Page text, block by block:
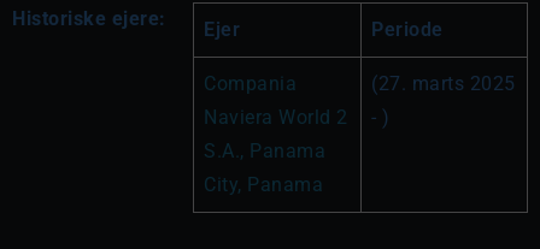
Historiske ejere: Ejer Periode
Compania
Naviera World 2
S.A., Panama
City, Panama
(27. marts 2025
- )